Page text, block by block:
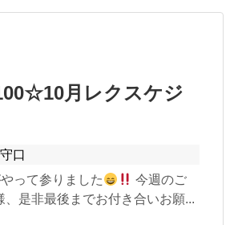
月レクスケジ
口
って参りました
今週のご
、是非最後までお付き合いお願...